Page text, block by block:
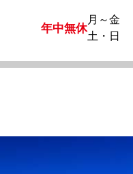
年中無休
月～金
土・日